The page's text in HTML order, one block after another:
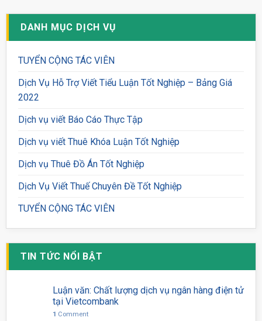
DANH MỤC DỊCH VỤ
TUYỂN CỘNG TÁC VIÊN
Dịch Vụ Hỗ Trợ Viết Tiểu Luận Tốt Nghiệp – Bảng Giá
2022
Dịch vụ viết Báo Cáo Thực Tập
Dịch vụ viết Thuê Khóa Luận Tốt Nghiệp
Dịch vụ Thuê Đồ Án Tốt Nghiệp
Dịch Vụ Viết Thuế Chuyên Đề Tốt Nghiệp
TUYỂN CỘNG TÁC VIÊN
TIN TỨC NỔI BẬT
Luận văn: Chất lượng dịch vụ ngân hàng điện tử
tại Vietcombank
1 Comment